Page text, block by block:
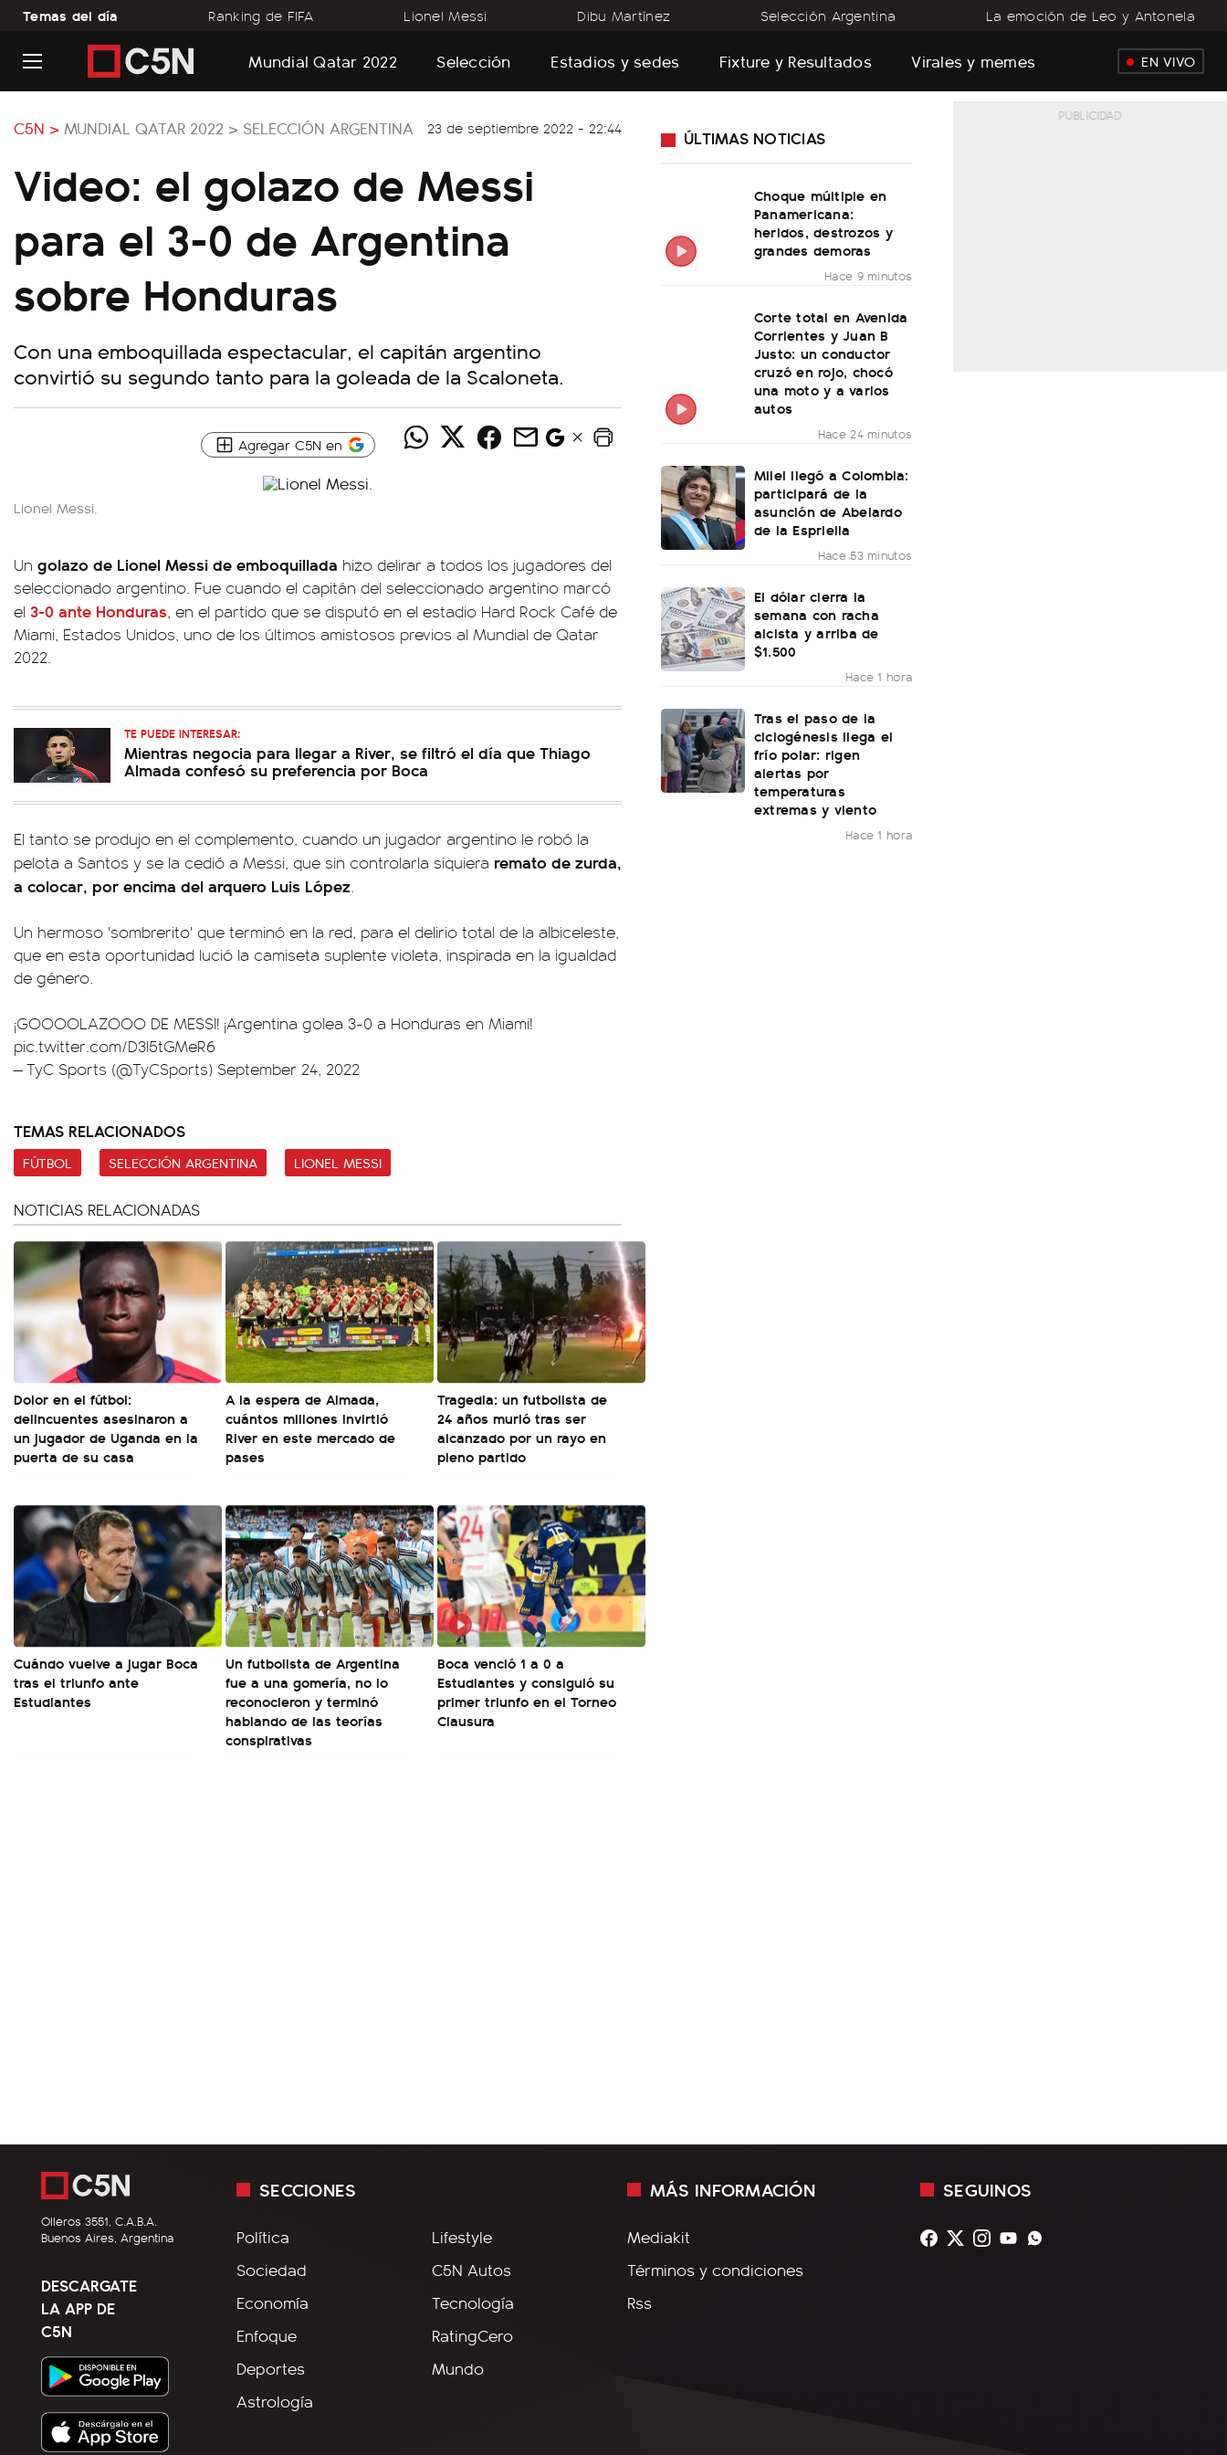
Temas del día Ranking de FIFA Lionel Messi Dibu Martínez Selección Argentina La emoción de Leo y Antonela
Mundial Qatar 2022 Selección Estadios y sedes Fixture y Resultados Virales y memes EN VIVO
C5N > MUNDIAL QATAR 2022 > SELECCIÓN ARGENTINA 23 de septiembre 2022 - 22:44
Video: el golazo de Messi
para el 3-0 de Argentina
sobre Honduras
Con una emboquillada espectacular, el capitán argentino
convirtió su segundo tanto para la goleada de la Scaloneta.
Agregar C5N en
Lionel Messi.
Un golazo de Lionel Messi de emboquillada hizo delirar a todos los jugadores del
seleccionado argentino. Fue cuando el capitán del seleccionado argentino marcó
el 3-0 ante Honduras, en el partido que se disputó en el estadio Hard Rock Café de
Miami, Estados Unidos, uno de los últimos amistosos previos al Mundial de Qatar
2022.
TE PUEDE INTERESAR:
Mientras negocia para llegar a River, se filtró el día que Thiago
Almada confesó su preferencia por Boca
El tanto se produjo en el complemento, cuando un jugador argentino le robó la
pelota a Santos y se la cedió a Messi, que sin controlarla siquiera remato de zurda,
a colocar, por encima del arquero Luis López.
Un hermoso 'sombrerito' que terminó en la red, para el delirio total de la albiceleste,
que en esta oportunidad lució la camiseta suplente violeta, inspirada en la igualdad
de género.
¡GOOOOLAZOOO DE MESSI! ¡Argentina golea 3-0 a Honduras en Miami!
pic.twitter.com/D3l5tGMeR6
— TyC Sports (@TyCSports) September 24, 2022
TEMAS RELACIONADOS
FÚTBOL SELECCIÓN ARGENTINA LIONEL MESSI
NOTICIAS RELACIONADAS
Dolor en el fútbol:
delincuentes asesinaron a
un jugador de Uganda en la
puerta de su casa
A la espera de Almada,
cuántos millones invirtió
River en este mercado de
pases
Tragedia: un futbolista de
24 años murió tras ser
alcanzado por un rayo en
pleno partido
Cuándo vuelve a jugar Boca
tras el triunfo ante
Estudiantes
Un futbolista de Argentina
fue a una gomería, no lo
reconocieron y terminó
hablando de las teorías
conspirativas
Boca venció 1 a 0 a
Estudiantes y consiguió su
primer triunfo en el Torneo
Clausura
ÚLTIMAS NOTICIAS
Choque múltiple en
Panamericana:
heridos, destrozos y
grandes demoras
Hace 9 minutos
Corte total en Avenida
Corrientes y Juan B
Justo: un conductor
cruzó en rojo, chocó
una moto y a varios
autos
Hace 24 minutos
Milei llegó a Colombia:
participará de la
asunción de Abelardo
de la Espriella
Hace 53 minutos
El dólar cierra la
semana con racha
alcista y arriba de
$1.500
Hace 1 hora
Tras el paso de la
ciclogénesis llega el
frío polar: rigen
alertas por
temperaturas
extremas y viento
Hace 1 hora
Olleros 3551, C.A.B.A.
Buenos Aires, Argentina
DESCARGATE
LA APP DE
C5N
SECCIONES
Política
Sociedad
Economía
Enfoque
Deportes
Astrología
Lifestyle
C5N Autos
Tecnología
RatingCero
Mundo
MÁS INFORMACIÓN
Mediakit
Términos y condiciones
Rss
SEGUINOS